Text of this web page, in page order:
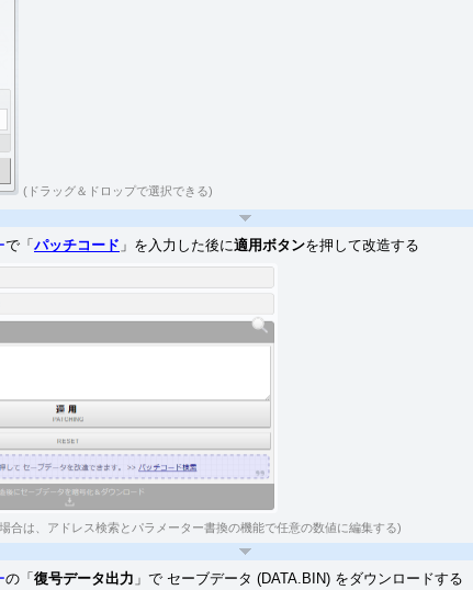
板
ーローズ2
セーブエディター
ブエディター
ーブデータ圧縮・解凍システム
法
ーディンスフィア レイヴスラシル」 「ティアーズ・トゥ・ティアラII 覇王の末裔」 「アルカナハート3」 「アルスラーン戦記×無
ステム未対応だった一部タイトルに対応
ット大戦Z 時獄篇」 チェックサム自動修正対応
ット大戦Z 天獄篇」チェックサム自動修正対応
ジーX HD 改造方法 チェックサム修正方法
改造方法 チェックサム修正方法
チェックサム修正方法
ラゴンズドグマ：ダークアリズン 改造方法
ハザード0 HD」と「龍が如く 極」に対応
ザード0 HDリマスター 改造方法 二重暗号化の復号方法
(ドラッグ＆ドロップで選択できる)
で「パッチコード 」を入力した後に適用ボタンを押して改造する
合は、アドレス検索とパラメーター書換の機能で任意の数値に編集する)
の「 復号データ出力 」で セーブデータ (DATA.BIN) をダウンロードする